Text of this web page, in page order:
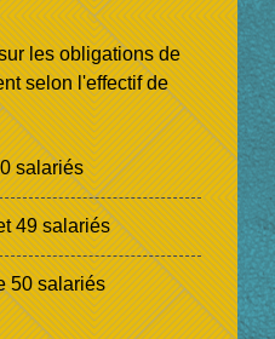
les obligations de
selon l'effectif de
salariés
49 salariés
50 salariés